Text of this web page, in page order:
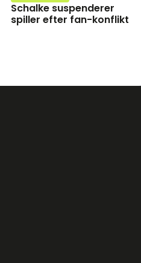
Schalke suspenderer
spiller efter fan-konflikt